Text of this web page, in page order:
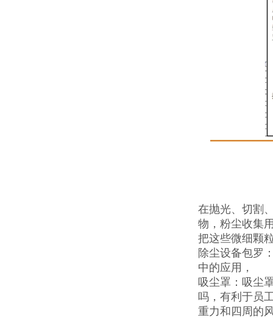
在抛光、切割
物，粉尘收集
把这些微细颗
除尘设备包罗
中的应用，
吸尘罩：吸尘
吗，有利于员
重力和四周的